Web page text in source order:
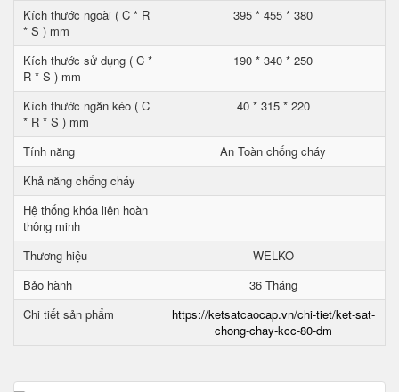
Kích thước ngoài ( C * R
* S ) mm
395 * 455 * 380
Kích thước sử dụng ( C *
R * S ) mm
190 * 340 * 250
Kích thước ngăn kéo ( C
* R * S ) mm
40 * 315 * 220
Tính năng
An Toàn chống cháy
Khả năng chống cháy
Hệ thống khóa liên hoàn
thông minh
Thương hiệu
WELKO
Bảo hành
36 Tháng
Chi tiết sản phẩm
https://ketsatcaocap.vn/chi-tiet/ket-sat-
chong-chay-kcc-80-dm